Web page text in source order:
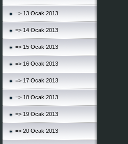
=> 13 Ocak 2013
=> 14 Ocak 2013
=> 15 Ocak 2013
=> 16 Ocak 2013
=> 17 Ocak 2013
=> 18 Ocak 2013
=> 19 Ocak 2013
=> 20 Ocak 2013